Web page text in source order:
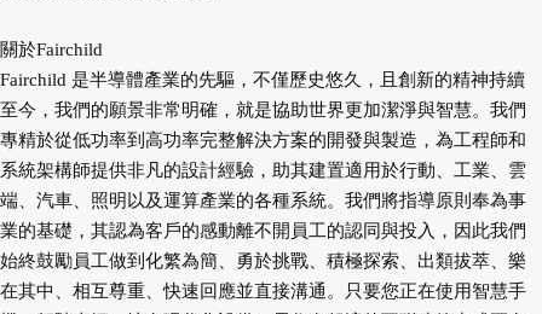
關於Fairchild
Fairchild 是半導體產業的先驅，不僅歷史悠久，且創新的精神持續
至今，我們的願景非常明確，就是協助世界更加潔淨與智慧。我們
專精於從低功率到高功率完整解決方案的開發與製造，為工程師和
系統架構師提供非凡的設計經驗，助其建置適用於行動、工業、雲
端、汽車、照明以及運算產業的各種系統。我們將指導原則奉為事
業的基礎，其認為客戶的感動離不開員工的認同與投入，因此我們
始終鼓勵員工做到化繁為簡、勇於挑戰、積極探索、出類拔萃、樂
在其中、相互尊重、快速回應並直接溝通。只要您正在使用智慧手